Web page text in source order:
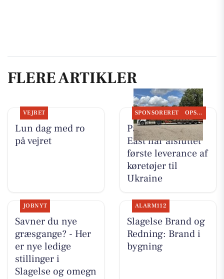
FLERE ARTIKLER
VEJRET
Lun dag med ro
på vejret
SPONSORERET OPSLAGSTAVLEN
PanzerMuseum
East har afsluttet
første leverance af
køretøjer til
Ukraine
JOBNYT
Savner du nye
græsgange? - Her
er nye ledige
stillinger i
Slagelse og omegn
ALARM112
Slagelse Brand og
Redning: Brand i
bygning